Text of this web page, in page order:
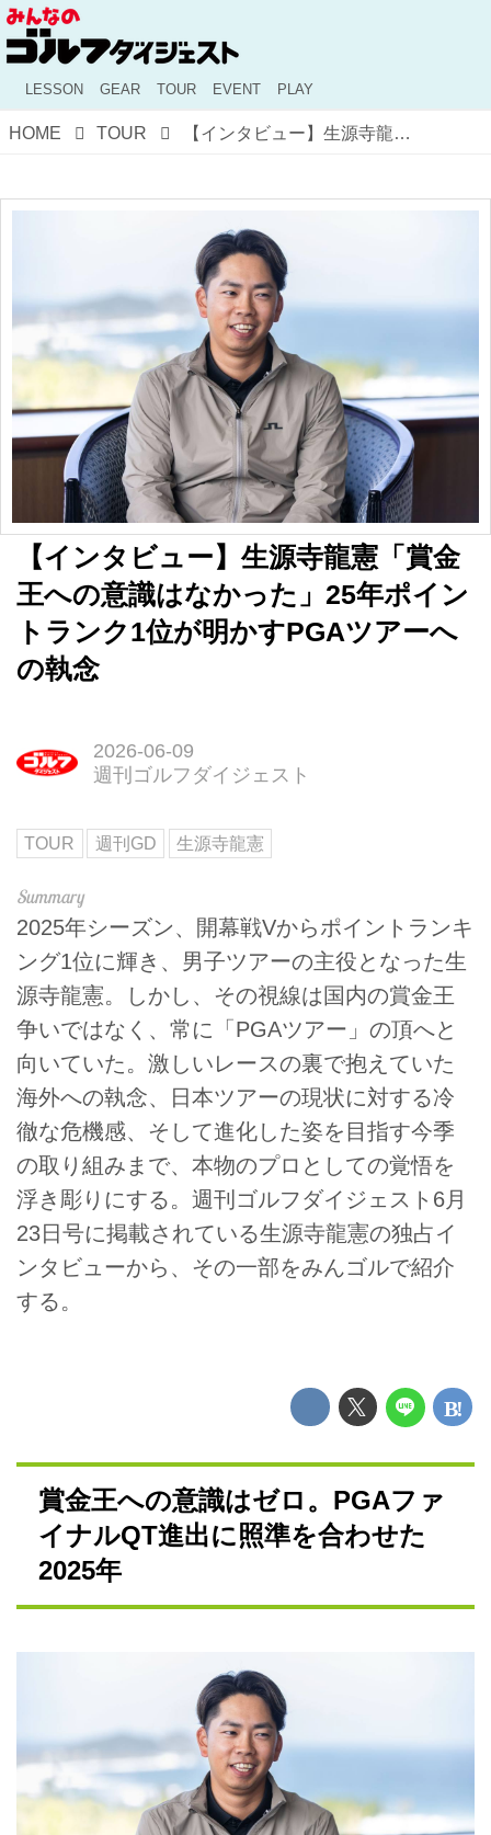
LESSON GEAR TOUR EVENT PLAY
HOME TOUR 【インタビュー】生源寺龍憲「賞金王への意識はなかった」25年ポイントランク1位が明かすPGAツアーへの執念
【インタビュー】生源寺龍憲「賞金
王への意識はなかった」25年ポイン
トランク1位が明かすPGAツアーへ
の執念
2026-06-09
週刊ゴルフダイジェスト
TOUR 週刊GD 生源寺龍憲
2025年シーズン、開幕戦Vからポイントランキ
ング1位に輝き、男子ツアーの主役となった生
源寺龍憲。しかし、その視線は国内の賞金王
争いではなく、常に「PGAツアー」の頂へと
向いていた。激しいレースの裏で抱えていた
海外への執念、日本ツアーの現状に対する冷
徹な危機感、そして進化した姿を目指す今季
の取り組みまで、本物のプロとしての覚悟を
浮き彫りにする。週刊ゴルフダイジェスト6月
23日号に掲載されている生源寺龍憲の独占イ
ンタビューから、その一部をみんゴルで紹介
する。
賞金王への意識はゼロ。PGAファ
イナルQT進出に照準を合わせた
2025年